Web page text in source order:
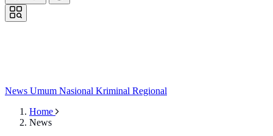
News Umum Nasional Kriminal Regional
Home
News